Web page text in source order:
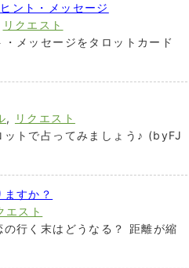
ント・メッセージ
リクエスト
メッセージをタロットカード
,
リクエスト
トで占ってみましょう♪ (byFJ
すか？
エスト
行く末はどうなる？ 距離が縮